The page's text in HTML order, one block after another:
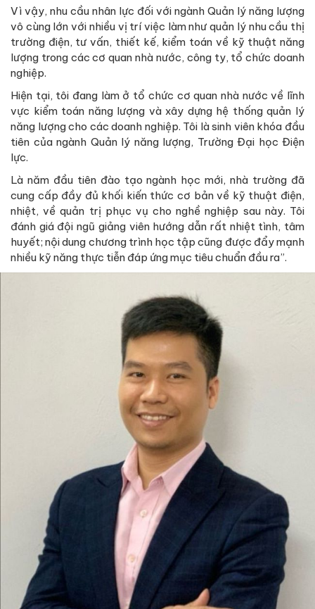
Vì vậy, nhu cầu nhân lực đối với ngành Quản lý năng lượng
vô cùng lớn với nhiều vị trí việc làm như quản lý nhu cầu thị
trường điện, tư vấn, thiết kế, kiểm toán về kỹ thuật năng
lượng trong các cơ quan nhà nước, công ty, tổ chức doanh
nghiệp.
Hiện tại, tôi đang làm ở tổ chức cơ quan nhà nước về lĩnh
vực kiểm toán năng lượng và xây dựng hệ thống quản lý
năng lượng cho các doanh nghiệp. Tôi là sinh viên khóa đầu
tiên của ngành Quản lý năng lượng, Trường Đại học Điện
lực.
Là năm đầu tiên đào tạo ngành học mới, nhà trường đã
cung cấp đầy đủ khối kiến thức cơ bản về kỹ thuật điện,
nhiệt, về quản trị phục vụ cho nghề nghiệp sau này. Tôi
đánh giá đội ngũ giảng viên hướng dẫn rất nhiệt tình, tâm
huyết; nội dung chương trình học tập cũng được đẩy mạnh
nhiều kỹ năng thực tiễn đáp ứng mục tiêu chuẩn đầu ra”.